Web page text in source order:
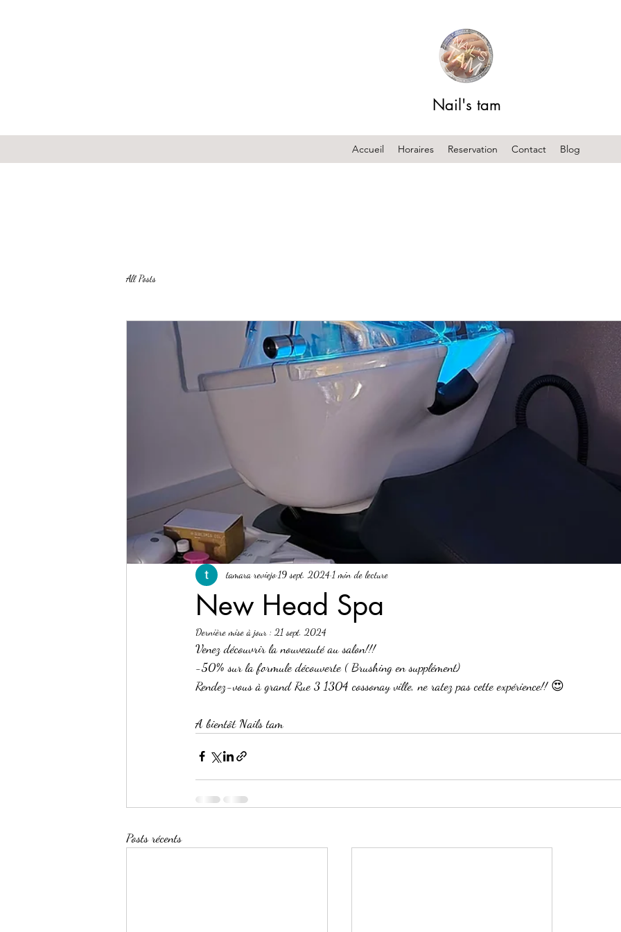
Nail's tam
Accueil Horaires Reservation Contact Blog
All Posts
New Head Spa
tamara reviejo 19 sept. 2024 1 min de lecture
Dernière mise à jour : 21 sept. 2024
Venez découvrir la nouveauté au salon!!!
-50% sur la formule découverte ( Brushing en supplément)
Rendez-vous à grand Rue 3 1304 cossonay ville, ne ratez pas cette expérience!! 😍
A bientôt Nails tam
Posts récents